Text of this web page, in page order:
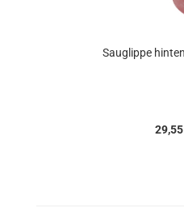
Sauglippe
29,55